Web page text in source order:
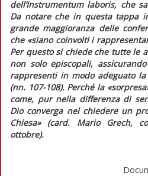
dell’Instrumentum laboris, che
Da notare che in questa tappa
grande maggioranza delle
che «siano coinvolti i
Per questo si chiede che tutte le
non solo episcopali,
rappresenti in modo adeguato
(nn. 107-108). Perché la «sorpresa
come, pur nella differenza di
Dio converga nel chiedere un
Chiesa» (card. Mario Grech,
ottobre).